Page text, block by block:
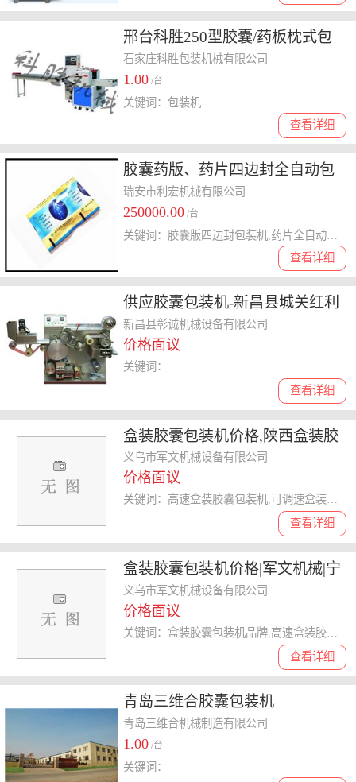
邢台科胜250型胶囊/药板枕式包
装机
石家庄科胜包装机械有限公司
1.00 /台
查看详细
关键词：包装机
胶囊药版、药片四边封全自动包
装机械
瑞安市利宏机械有限公司
250000.00 /台
查看详细
供应胶囊包装机-新昌县城关红利
数控制造厂
新昌县彰诚机械设备有限公司
价格面议
查看详细
关键词：
盒装胶囊包装机价格,陕西盒装胶
囊包装机,军文机械
义乌市军文机械设备有限公司
价格面议
查看详细
关键词：高速盒装胶囊包装机,可调速盒装胶囊包装机,盒装胶囊包装机哪家好,盒装胶囊包装机
盒装胶囊包装机价格|军文机械|宁
夏盒装胶囊包装机
义乌市军文机械设备有限公司
价格面议
查看详细
青岛三维合胶囊包装机
青岛三维合机械制造有限公司
1.00 /台
关键词：